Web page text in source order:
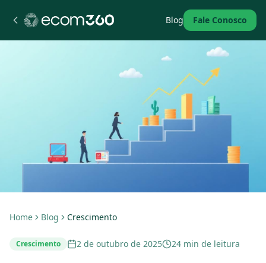
Blog Fale Conosco
Home Blog Crescimento
Crescimento 2 de outubro de 2025 24 min de leitura